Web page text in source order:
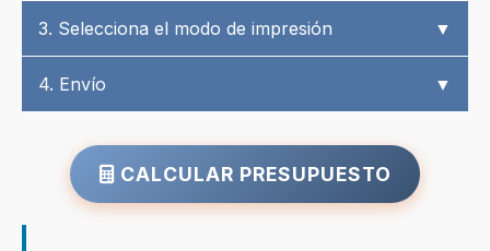
3. Selecciona el modo de impresión ▼
4. Envío ▼
CALCULAR PRESUPUESTO